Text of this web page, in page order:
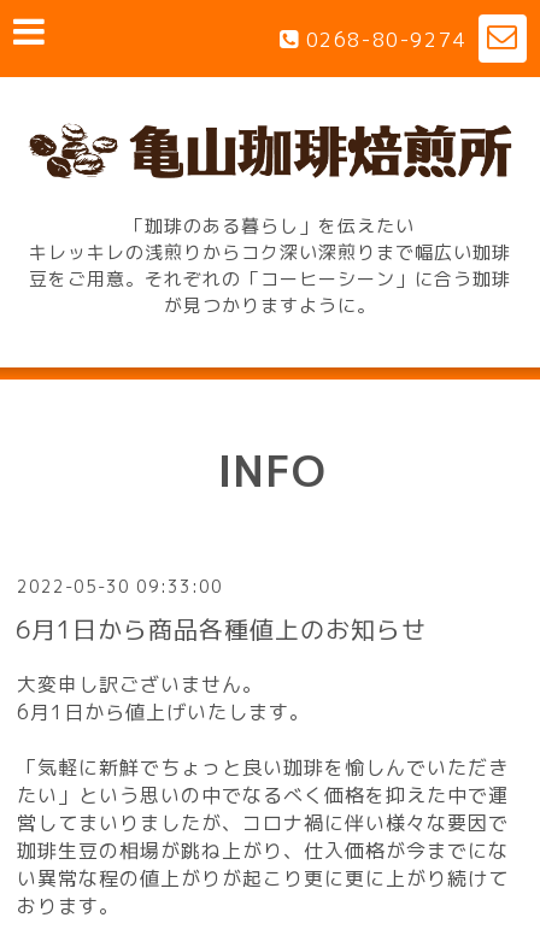
0268-80-9274
「珈琲のある暮らし」を伝えたい
キレッキレの浅煎りからコク深い深煎りまで幅広い珈琲
豆をご用意。それぞれの「コーヒーシーン」に合う珈琲
が見つかりますように。
INFO
2022-05-30 09:33:00
6月1日から商品各種値上のお知らせ
大変申し訳ございません。
6月1日から値上げいたします。
「気軽に新鮮でちょっと良い珈琲を愉しんでいただき
たい」という思いの中でなるべく価格を抑えた中で運
営してまいりましたが、コロナ禍に伴い様々な要因で
珈琲生豆の相場が跳ね上がり、仕入価格が今までにな
い異常な程の値上がりが起こり更に更に上がり続けて
おります。